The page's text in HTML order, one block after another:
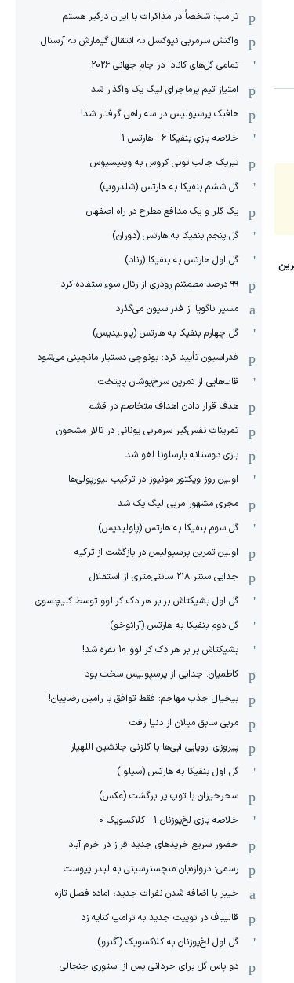
ترامپ: شخصاً در مذاکرات با ایران درگیر هستم
واکنش سرمربی نیوکسل به انتقال گیمارش به آرسنال
تمامی گل‌های کانادا در جام جهانی 2026
امتیاز تیم پرماجرای لیگ یک واگذار شد
هافبک پرسپولیس در سه راهی گرفتار شد!
خلاصه بازی بنفیکا 6 - هارتس 1
تبریک جالب تونی کروس به وینیسیوس
گل ششم بنفیکا به هارتس (شلدروپ)
یک گلر و یک مدافع مطرح در راه اصفهان
گل پنجم بنفیکا به هارتس (دوران)
گل اول هارتس به بنفیکا (رناد)
۹۹ درصد مطمئنم رودری از رئال سوءاستفاده کرد
مسیر ناگویا از فدراسیون می‌گذرد
گل چهارم بنفیکا به هارتس (پاولیدیس)
فدراسیون تأیید کرد: بونوچی دستیار مانچینی می‌شود
قاب‌هایی از تمرین سرخ‌پوشان پایتخت
هدف قرار دادن اهداف متخاصم در قشم
‏تمرینات نفس‌گیر سرمربی یونانی در تالار مشحون
بازی دوستانه بارسلونا لغو شد
اولین روز ویکتور مونیوز در ترکیب لیورپولی‌ها
مجری مشهور مربی لیگ یک شد
گل سوم بنفیکا به هارتس (پاولیدیس)
اولین تمرین پرسپولیس در بازگشت از ترکیه
جدایی سنتر ۲۱۸ سانتی‌متری از استقلال
گل اول بشیکتاش برابر هرادک کرالوو توسط کلیچسوی
گل دوم بنفیکا به هارتس (آرائوخو)
بشیکتاش برابر هرادک کرالوو 10 نفره شد!
کاظمیان: جدایی از پرسپولیس سخت بود
بیخیال جذب مهاجم: فقط توافق با رامین رضاییان!
مربی سابق میلان از دنیا رفت
پیروزی اروپایی آبی‌ها با گلزنی جانشین اللهیار
گل اول بنفیکا به هارتس (سیلوا)
سحرخیزان با توپ پر برگشت (عکس)
خلاصه بازی لخ‌پوزنان 1 - کلاکسویک 0
حضور سریع خریدهای جدید فراز در خرم آباد
رسمی: دروازه‌بان منچسترسیتی به لیدز پیوست
خیبر با اضافه شدن نفرات جدید، آماده فصل تازه
قالیباف در توییت جدید به ترامپ کنایه زد
گل اول لخ‌پوزنان به کلاکسویک (آگنرو)
دو پاس گل برای حردانی پس از استوری جنجالی